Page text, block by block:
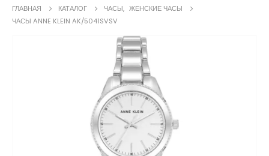
ГЛАВНАЯ КАТАЛОГ ЧАСЫ, ЖЕНСКИЕ ЧАСЫ
​ЧАСЫ ANNE KLEIN AK/5041SVSV